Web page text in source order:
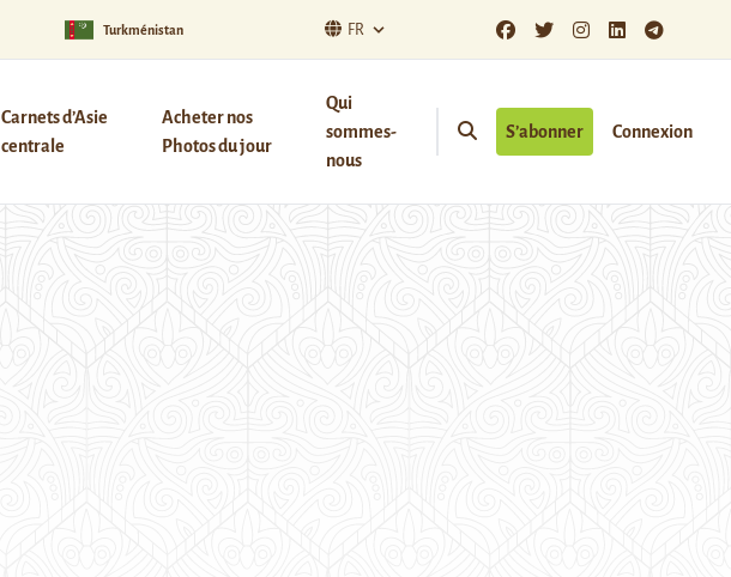
Turkménistan FR
Carnets d’Asie
centrale
Acheter nos
Photos du jour
Qui
sommes-
nous
S’abonner Connexion